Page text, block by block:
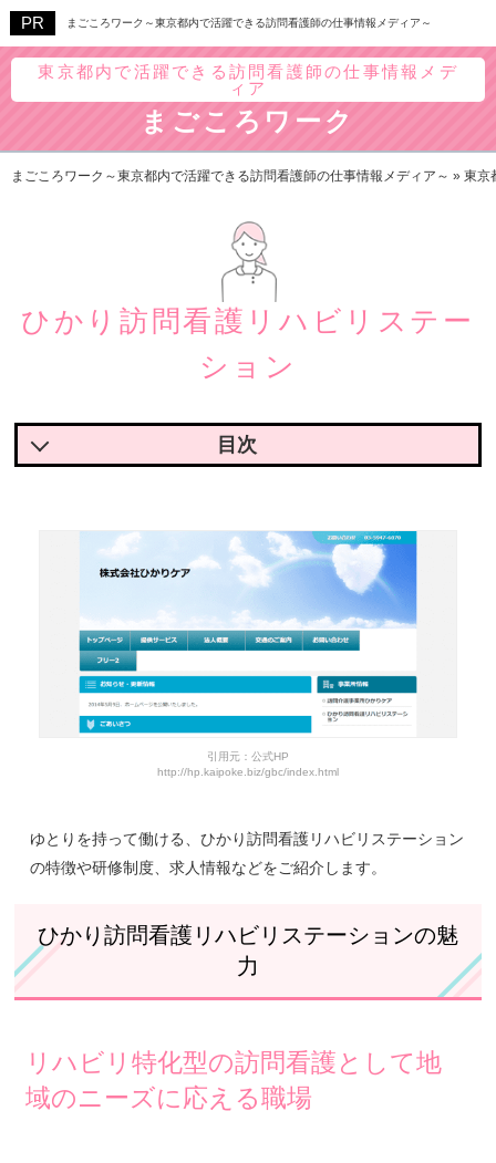
まごころワーク～東京都内で活躍できる訪問看護師の仕事情報メディア～
東京都内で活躍できる訪問看護師の仕事情報メデ
ィア
まごころワーク
まごころワーク～東京都内で活躍できる訪問看護師の仕事情報メディア～ » 東京
ひかり訪問看護リハビリステー
ション
ひかり訪問看護リハビリステーションで実際に働いている人
ひかり訪問看護リハビリステーションの求人情報
ひかり訪問看護リハビリステーションの基本情報
引用元：公式HP
http://hp.kaipoke.biz/gbc/index.html
ゆとりを持って働ける、ひかり訪問看護リハビリステーション
の特徴や研修制度、求人情報などをご紹介します。
ひかり訪問看護リハビリステーションの魅
力
リハビリ特化型の訪問看護として地
域のニーズに応える職場